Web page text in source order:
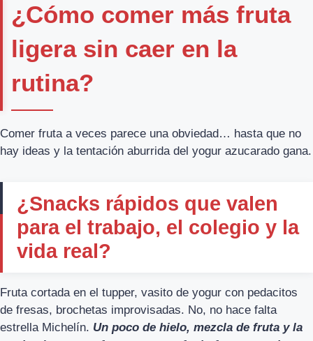
¿Cómo comer más fruta
ligera sin caer en la
rutina?
Comer fruta a veces parece una obviedad… hasta que no
hay ideas y la tentación aburrida del yogur azucarado gana.
¿Snacks rápidos que valen
para el trabajo, el colegio y la
vida real?
Fruta cortada en el tupper, vasito de yogur con pedacitos
de fresas, brochetas improvisadas. No, no hace falta
estrella Michelín. Un poco de hielo, mezcla de fruta y la